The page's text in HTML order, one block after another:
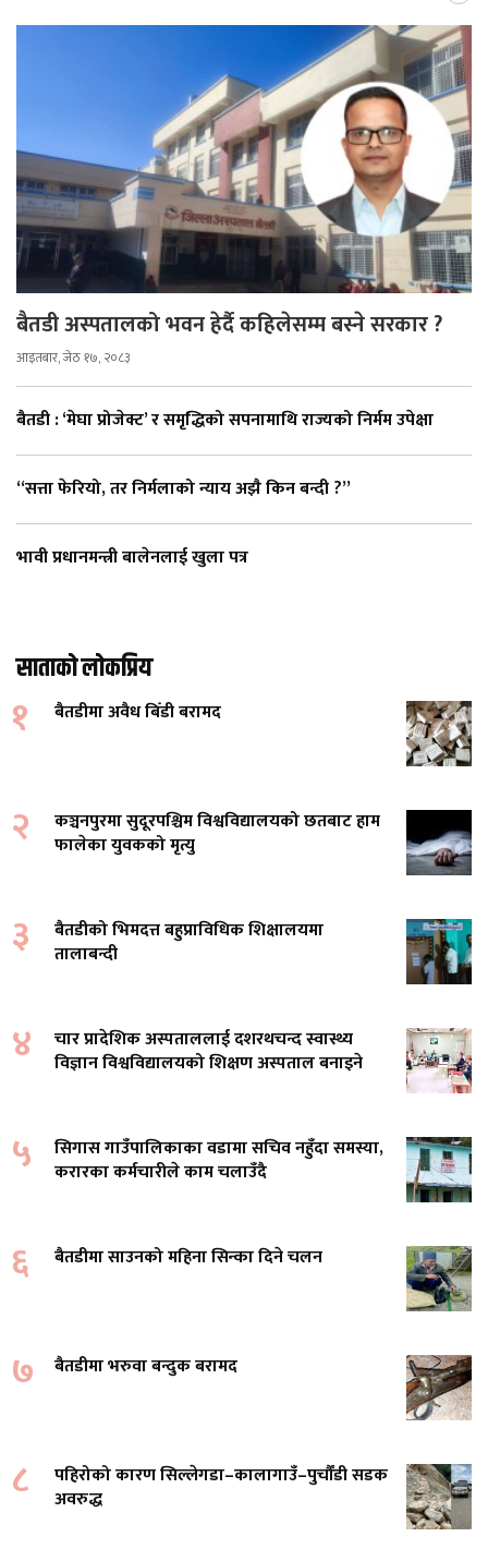
बैतडी अस्पतालको भवन हेर्दै कहिलेसम्म बस्ने सरकार ?
आइतबार, जेठ १७, २०८३
बैतडी : ‘मेघा प्रोजेक्ट’ र समृद्धिको सपनामाथि राज्यको निर्मम उपेक्षा
“सत्ता फेरियो, तर निर्मलाको न्याय अझै किन बन्दी ?”
भावी प्रधानमन्त्री बालेनलाई खुला पत्र
साताको लोकप्रिय
१ बैतडीमा अवैध बिँडी बरामद
२
कञ्चनपुरमा सुदूरपश्चिम विश्वविद्यालयको छतबाट हाम
फालेका युवकको मृत्यु
३
बैतडीको भिमदत्त बहुप्राविधिक शिक्षालयमा
तालाबन्दी
४
चार प्रादेशिक अस्पताललाई दशरथचन्द स्वास्थ्य
विज्ञान विश्वविद्यालयको शिक्षण अस्पताल बनाइने
५
सिगास गाउँपालिकाका वडामा सचिव नहुँदा समस्या,
करारका कर्मचारीले काम चलाउँदै
६ बैतडीमा साउनको महिना सिन्का दिने चलन
७ बैतडीमा भरुवा बन्दुक बरामद
८
पहिरोको कारण सिल्लेगडा–कालागाउँ–पुर्चौंडी सडक
अवरुद्ध